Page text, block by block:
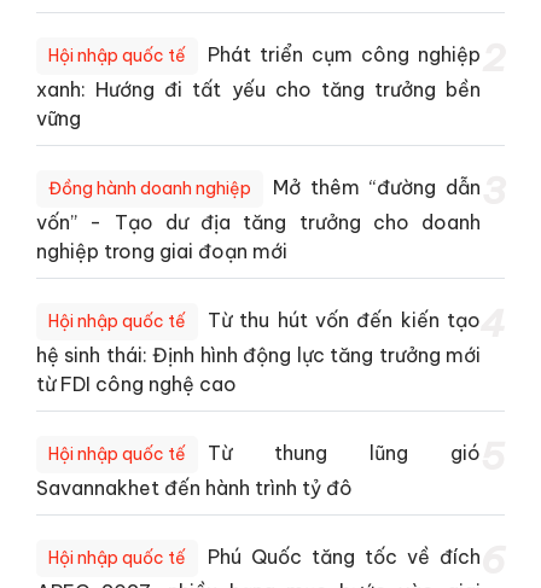
Hội nhập quốc tế
Phát triển cụm công nghiệp
xanh: Hướng đi tất yếu cho tăng trưởng bền
vững
Đồng hành doanh nghiệp
Mở thêm “đường dẫn
vốn” - Tạo dư địa tăng trưởng cho doanh
nghiệp trong giai đoạn mới
Hội nhập quốc tế
Từ thu hút vốn đến kiến tạo
hệ sinh thái: Định hình động lực tăng trưởng mới
từ FDI công nghệ cao
Hội nhập quốc tế
Từ thung lũng gió
Savannakhet đến hành trình tỷ đô
Hội nhập quốc tế
Phú Quốc tăng tốc về đích